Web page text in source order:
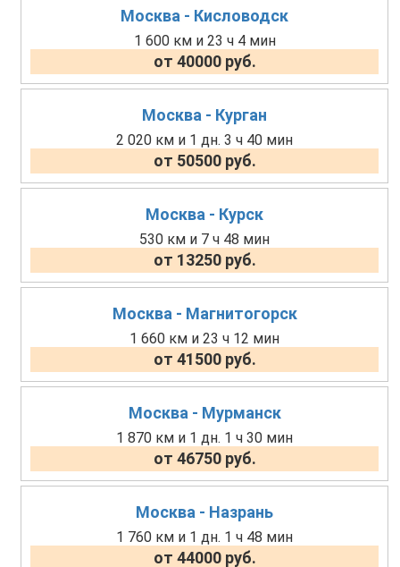
Москва - Кисловодск
1 600 км и 23 ч 4 мин
от 40000 руб.
Москва - Курган
2 020 км и 1 дн. 3 ч 40 мин
от 50500 руб.
Москва - Курск
530 км и 7 ч 48 мин
от 13250 руб.
Москва - Магнитогорск
1 660 км и 23 ч 12 мин
от 41500 руб.
Москва - Мурманск
1 870 км и 1 дн. 1 ч 30 мин
от 46750 руб.
Москва - Назрань
1 760 км и 1 дн. 1 ч 48 мин
от 44000 руб.